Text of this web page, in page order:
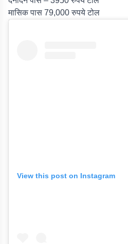
मासिक पास 79,000 रुपये टोल
View this post on Instagram